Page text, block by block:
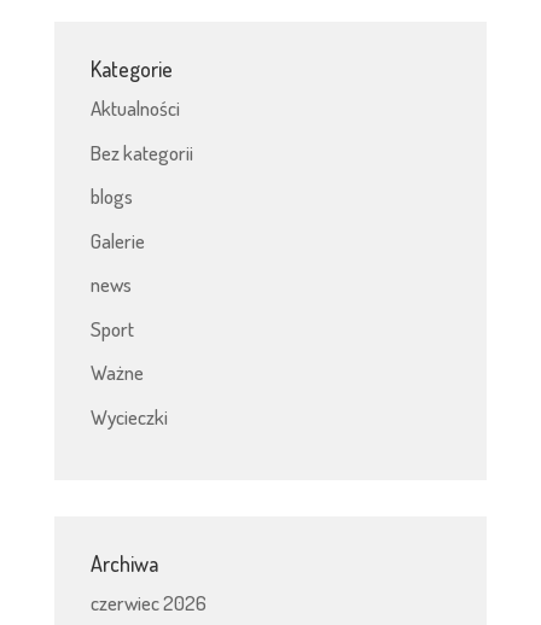
Kategorie
Aktualności
Bez kategorii
blogs
Galerie
news
Sport
Ważne
Wycieczki
Archiwa
czerwiec 2026